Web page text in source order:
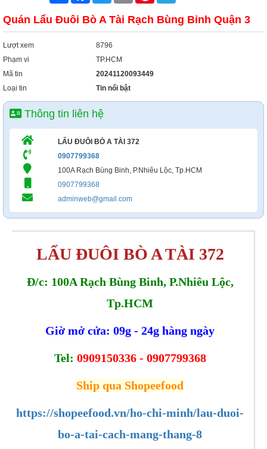
Quán Lẩu Đuôi Bò A Tài Rạch Bùng Binh Quận 3
Lượt xem
8796
Phạm vi
TP.HCM
Mã tin
20241120093449
Loại tin
Tin nổi bật
Thông tin liên hệ
LẨU ĐUÔI BÒ A TÀI 372
0907799368
100A Rạch Bùng Binh, P.Nhiêu Lộc, Tp.HCM
0907799368
adminweb@gmail.com
LẨU ĐUÔI BÒ A TÀI 372
Đ/c: 100A Rạch Bùng Binh, P.Nhiêu Lộc,
Tp.HCM
Giờ mở cửa: 09g - 24g hàng ngày
Tel: 0909150336 - 0907799368
Ship qua Shopeefood
https://shopeefood.vn/ho-chi-minh/lau-duoi-
bo-a-tai-cach-mang-thang-8